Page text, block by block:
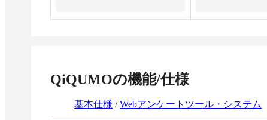
・ダッシュボード
QiQUMOの機能/仕様
基本仕様 /Webアンケートツール・システム